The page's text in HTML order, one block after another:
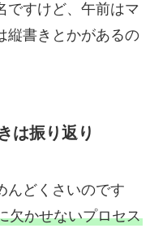
ですけど、午前はマ
縦書きとかがあるの
は振り返り
んどくさいのです
欠かせないプロセス